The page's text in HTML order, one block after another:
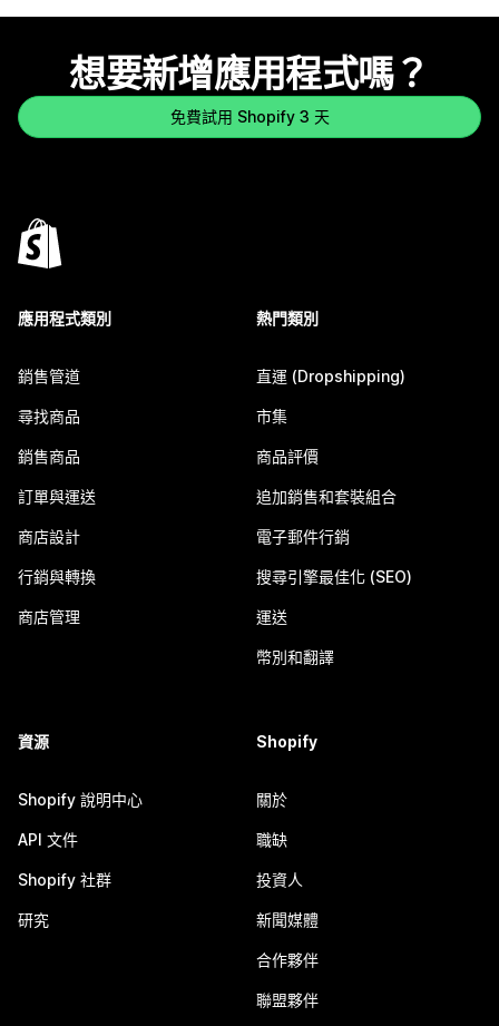
想要新增應用程式嗎？
免費試用 Shopify 3 天
應用程式類別
銷售管道
尋找商品
銷售商品
訂單與運送
商店設計
行銷與轉換
商店管理
熱門類別
直運 (Dropshipping)
市集
商品評價
追加銷售和套裝組合
電子郵件行銷
搜尋引擎最佳化 (SEO)
運送
幣別和翻譯
資源
Shopify 說明中心
API 文件
Shopify 社群
研究
Shopify
關於
職缺
投資人
新聞媒體
合作夥伴
聯盟夥伴